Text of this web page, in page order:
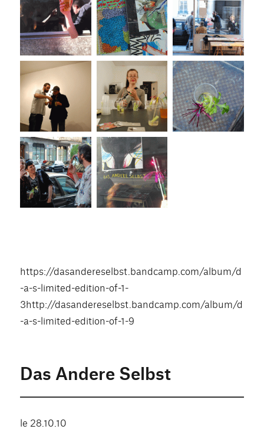
https://dasandereselbst.bandcamp.com/album/d
-a-s-limited-edition-of-1-
3http://dasandereselbst.bandcamp.com/album/d
-a-s-limited-edition-of-1-9
Das Andere Selbst
le 28.10.10